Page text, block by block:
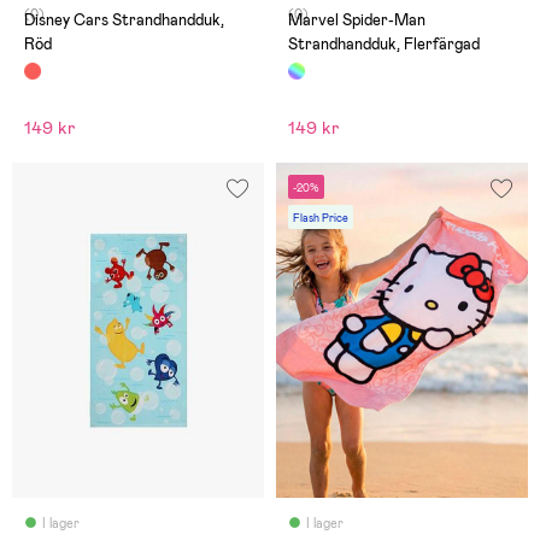
(0)
Disney Cars Strandhandduk,
Röd
149 kr
(0)
Marvel Spider-Man
Strandhandduk, Flerfärgad
149 kr
I lager
-20%
Flash Price
I lager